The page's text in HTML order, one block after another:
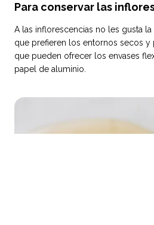
Para conservar las
A las inflorescencias no les gusta
que prefieren los entornos secos
que pueden ofrecer los envases
papel de aluminio.